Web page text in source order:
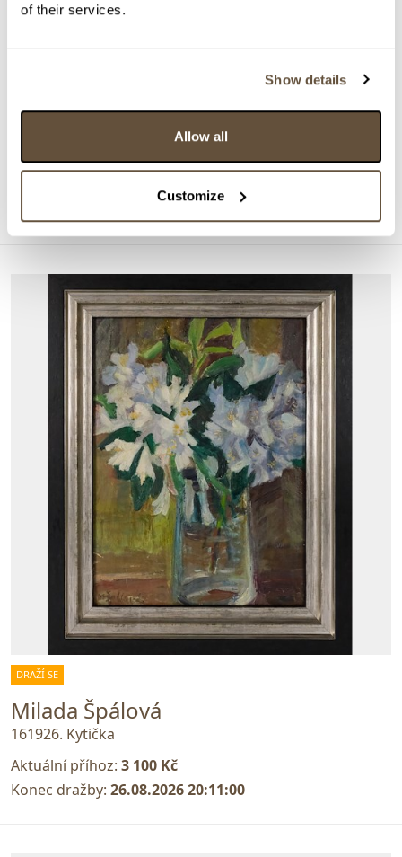
of their services.
Show details
Allow all
Customize
4 200 Kč
DRAŽÍ SE
Milada Špálová
161926. Kytička
Aktuální příhoz: 3 100 Kč
Konec dražby: 26.08.2026 20:11:00